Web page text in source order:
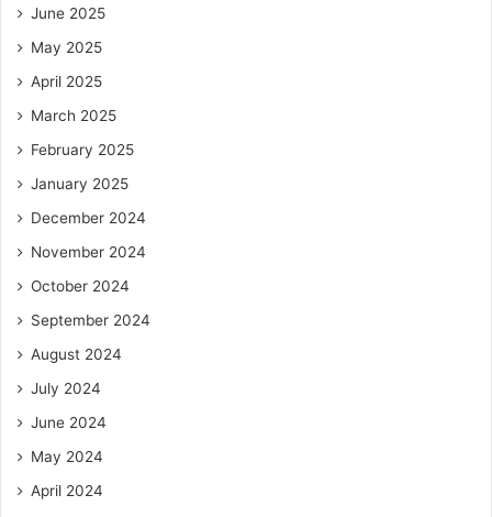
June 2025
May 2025
April 2025
March 2025
February 2025
January 2025
December 2024
November 2024
October 2024
September 2024
August 2024
July 2024
June 2024
May 2024
April 2024